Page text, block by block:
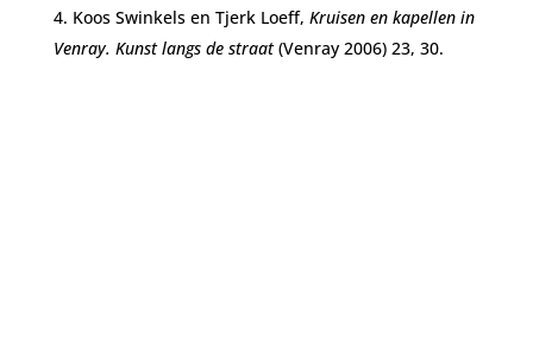
Koos Swinkels en Tjerk Loeff, Kruisen en kapellen in
Venray. Kunst langs de straat(Venray 2006) 23, 30.